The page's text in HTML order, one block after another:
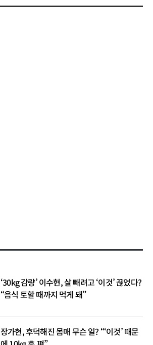
‘30kg 감량’ 이수현, 살 빼려고 ‘이것’ 끊었다?
“음식 토할 때까지 먹게 돼”
장가현, 후덕해진 몸매 무슨 일? “‘이것’ 때문